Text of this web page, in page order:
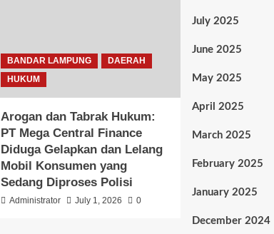
BANDAR LAMPUNG
DAERAH
HUKUM
Arogan dan Tabrak Hukum:
PT Mega Central Finance
Diduga Gelapkan dan Lelang
Mobil Konsumen yang
Sedang Diproses Polisi
Administrator July 1, 2026 0
July 2025
June 2025
May 2025
April 2025
March 2025
February 2025
January 2025
December 2024